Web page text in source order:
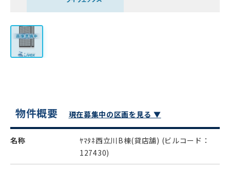
物件概要 現在募集中の区画を見る ▼
名称 ﾔﾏﾀﾈ西立川B棟(貸店舗) (ビルコード：
127430)